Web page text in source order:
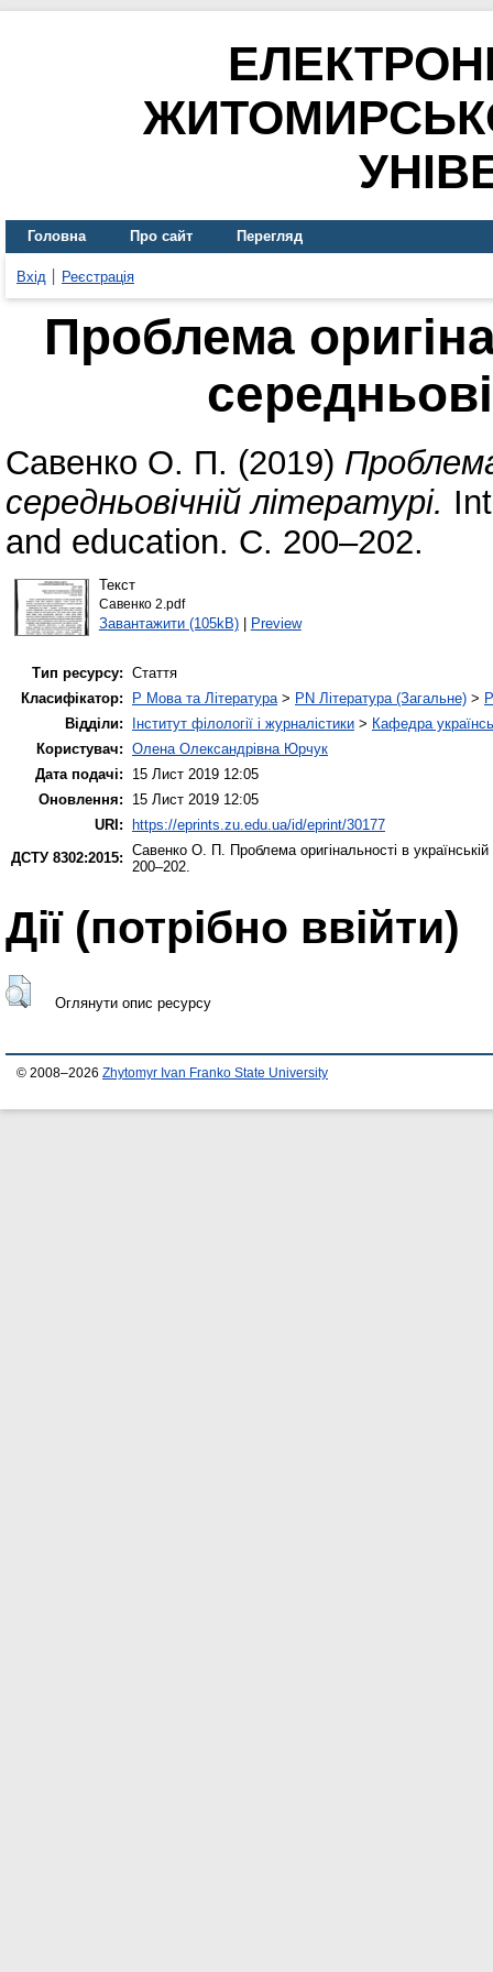
Головна Про сайт Перегляд
Вхід Реєстрація
Проблема
Савенко О. П. (2019)
середньовічній літературі.
and education. С. 200–202.
Текст
Савенко 2.pdf
Завантажити (105kB)| Preview
Тип ресурсу: Стаття
Класифікатор:
P Мова та Література> PN Література (Загальне) >
Відділи:
Інститут філології і журналістики > Кафедра
Користувач: Олена Олександрівна Юрчук
Дата подачі:
15 Лист 2019 12:05
Оновлення:
15 Лист 2019 12:05
URI:
https://eprints.zu.edu.ua/id/eprint/30177
ДСТУ 8302:2015: Савенко О. П. Проблема оригінальності в
200–202.
Дії ​​(потрібно ввійти)
Оглянути опис ресурсу
© 2008–2026 Zhytomyr Ivan Franko State University